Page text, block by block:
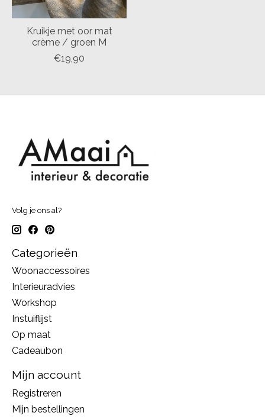
Kruikje met oor mat
crème / groen M
€19,90
Volg je ons al?
Categorieën
Woonaccessoires
Interieuradvies
Workshop
Instuiflijst
Op maat
Cadeaubon
Mijn account
Registreren
Mijn bestellingen